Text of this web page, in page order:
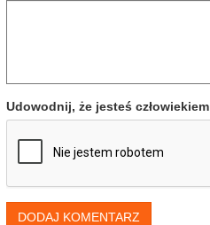
Udowodnij, że jesteś człowiekiem
DODAJ KOMENTARZ